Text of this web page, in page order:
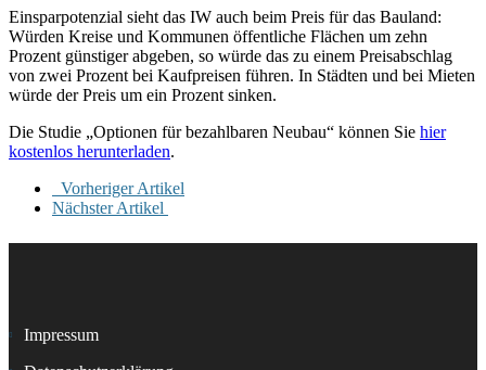
Einsparpotenzial sieht das IW auch beim Preis für das Bauland:
Würden Kreise und Kommunen öffentliche Flächen um zehn
Prozent günstiger abgeben, so würde das zu einem Preisabschlag
von zwei Prozent bei Kaufpreisen führen. In Städten und bei Mieten
würde der Preis um ein Prozent sinken.
Die Studie „Optionen für bezahlbaren Neubau“ können Sie hier
kostenlos herunterladen.
Vorheriger Artikel
Nächster Artikel
Impressum